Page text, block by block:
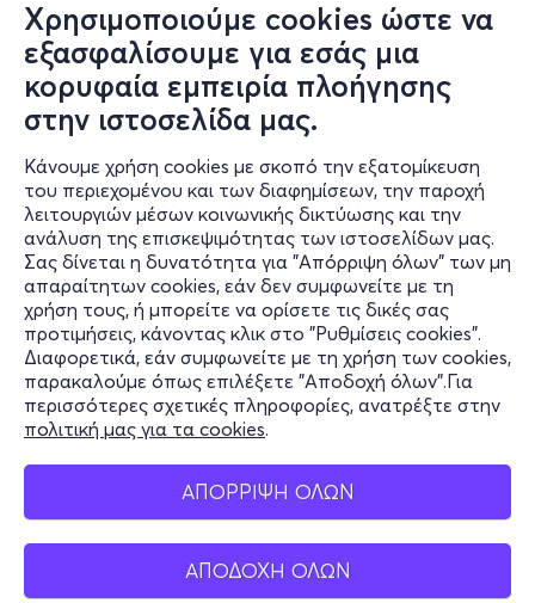
Χρησιμοποιούμε cookies ώστε να
εξασφαλίσουμε για εσάς μια
κορυφαία εμπειρία πλοήγησης
στην ιστοσελίδα μας.
Κάνουμε χρήση cookies με σκοπό την εξατομίκευση
του περιεχομένου και των διαφημίσεων, την παροχή
λειτουργιών μέσων κοινωνικής δικτύωσης και την
ανάλυση της επισκεψιμότητας των ιστοσελίδων μας.
Σας δίνεται η δυνατότητα για "Απόρριψη όλων" των μη
απαραίτητων cookies, εάν δεν συμφωνείτε με τη
χρήση τους, ή μπορείτε να ορίσετε τις δικές σας
προτιμήσεις, κάνοντας κλικ στο "Ρυθμίσεις cookies".
Διαφορετικά, εάν συμφωνείτε με τη χρήση των cookies,
παρακαλούμε όπως επιλέξετε "Αποδοχή όλων".Για
περισσότερες σχετικές πληροφορίες, ανατρέξτε στην
πολιτική μας για τα cookies.
ΑΠΟΡΡΙΨΗ ΟΛΩΝ
ΑΠΟΔΟΧΗ ΟΛΩΝ
Πληροφορίες
Υποστήριξη
Stay Connected
Mobile app